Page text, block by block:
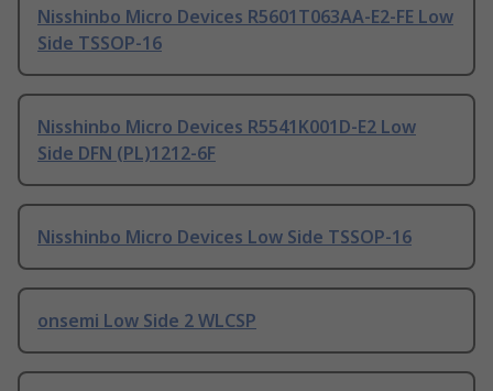
Nisshinbo Micro Devices R5601T063AA-E2-FE Low
Side TSSOP-16
Nisshinbo Micro Devices R5541K001D-E2 Low
Side DFN (PL)1212-6F
Nisshinbo Micro Devices Low Side TSSOP-16
onsemi Low Side 2 WLCSP